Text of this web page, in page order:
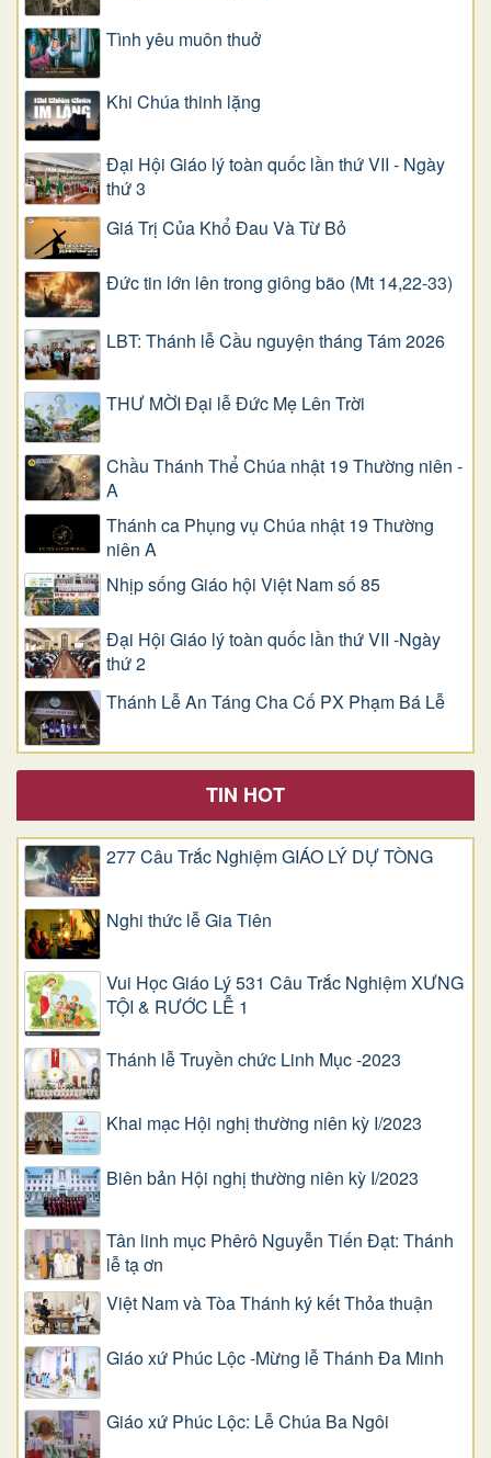
Tình yêu muôn thuở
Khi Chúa thinh lặng
Đại Hội Giáo lý toàn quốc lần thứ VII - Ngày
thứ 3
Giá Trị Của Khổ Ðau Và Từ Bỏ
Đức tin lớn lên trong giông bão (Mt 14,22-33)
LBT: Thánh lễ Cầu nguyện tháng Tám 2026
THƯ MỜI Đại lễ Đức Mẹ Lên Trời
Chầu Thánh Thể Chúa nhật 19 Thường niên -
A
Thánh ca Phụng vụ Chúa nhật 19 Thường
niên A
Nhịp sống Giáo hội Việt Nam số 85
Đại Hội Giáo lý toàn quốc lần thứ VII -Ngày
thứ 2
Thánh Lễ An Táng Cha Cố PX Phạm Bá Lễ
TIN HOT
277 Câu Trắc Nghiệm GIÁO LÝ DỰ TÒNG
Nghi thức lễ Gia Tiên
Vui Học Giáo Lý 531 Câu Trắc Nghiệm XƯNG
TỘI & RƯỚC LỄ 1
Thánh lễ Truyền chức Linh Mục -2023
Khai mạc Hội nghị thường niên kỳ I/2023
Biên bản Hội nghị thường niên kỳ I/2023
Tân linh mục Phêrô Nguyễn Tiến Đạt: Thánh
lễ tạ ơn
Việt Nam và Tòa Thánh ký kết Thỏa thuận
Giáo xứ Phúc Lộc -Mừng lễ Thánh Đa Minh
Giáo xứ Phúc Lộc: Lễ Chúa Ba Ngôi